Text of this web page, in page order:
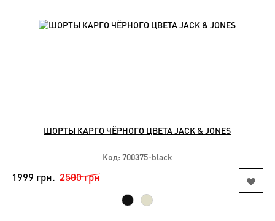
ШОРТЫ КАРГО ЧЁРНОГО ЦВЕТА JACK & JONES
Код: 700375-black
1999 грн. 2500 грн